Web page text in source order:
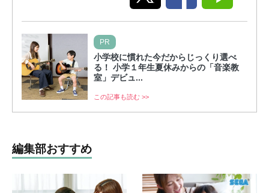
PR
小学校に慣れた今だからじっくり選べ
る！ 小学１年生夏休みからの「音楽教
室」デビュ...
この記事も読む >>
編集部おすすめ